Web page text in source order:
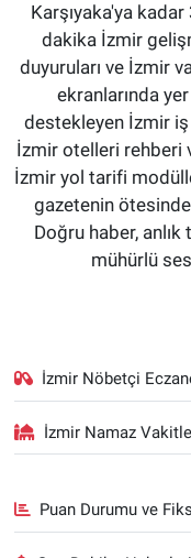
Karşıyaka'ya
dakika İzmir
duyuruları ve İzmir
ekranlarında
destekleyen İzmir
İzmir otelleri rehberi
İzmir yol tarifi
gazetenin
Doğru haber,
mühürlü
İzmir Nöbetçi
İzmir Namaz
Puan Durumu ve